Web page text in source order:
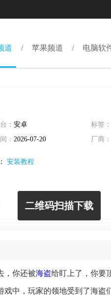
道 苹果频道 电脑软
： 安卓 标签：
： 2026-07-20 厂商：
安装教程
二维码扫描下载
，你还被海盗给盯上了，你要
戏中，玩家的领地受到了海盗